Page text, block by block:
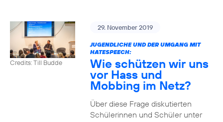
Credits: Till Budde
29. November 2019
JUGENDLICHE UND DER UMGANG MIT
HATESPEECH:
Wie schützen wir uns
vor Hass und
Mobbing im Netz?
Über diese Frage diskutierten
Schülerinnen und Schüler unter